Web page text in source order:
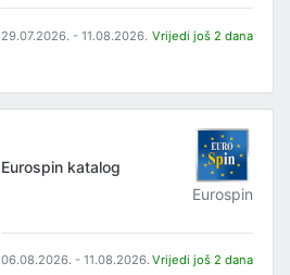
29.07.2026. - 11.08.2026. Vrijedi još 2 dana
Eurospin katalog
Eurospin
06.08.2026. - 11.08.2026. Vrijedi još 2 dana